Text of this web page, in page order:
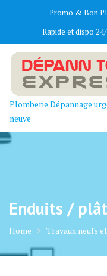
Promo & Bon
Rapide et dispo
Plomberie Dépannage
neuve
Enduits /
Home Travaux neufs